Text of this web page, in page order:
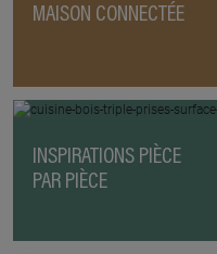
MAISON CONNECTÉE
INSPIRATIONS PIÈCE
PAR PIÈCE